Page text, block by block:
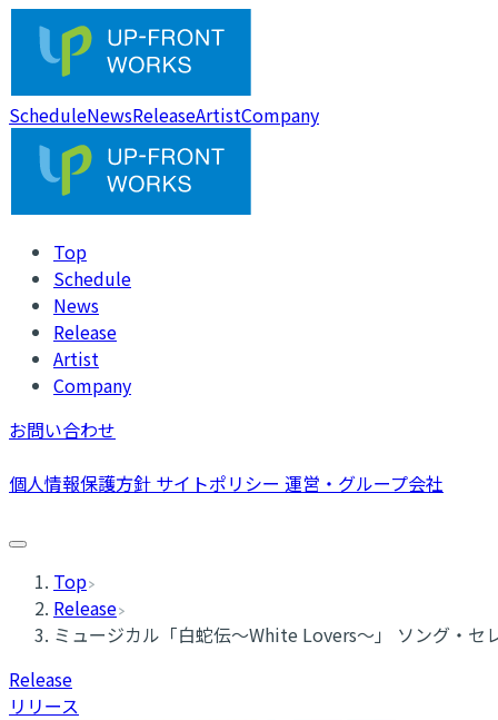
ScheduleNewsReleaseArtistCompany
Top
Schedule
News
Release
Artist
Company
お問い合わせ
個人情報保護方針 サイトポリシー 運営・グループ会社
Top
Release
ミュージカル「白蛇伝〜White Lovers〜」 ソング・セ
Release
リリース